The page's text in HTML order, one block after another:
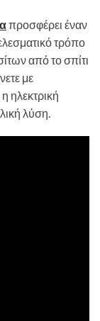
προσφέρει έναν
τρόπο
από το σπίτι
με
ηλεκτρική
λύση.